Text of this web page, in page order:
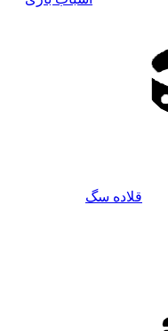
قلاده سگ